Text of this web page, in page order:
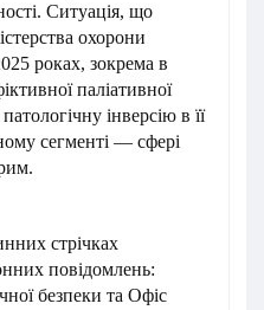
Ситуація, що
охорони
роках, зокрема в
паліативної
інверсію в її
сегменті — сфері
стрічках
повідомлень:
безпеки та Офіс